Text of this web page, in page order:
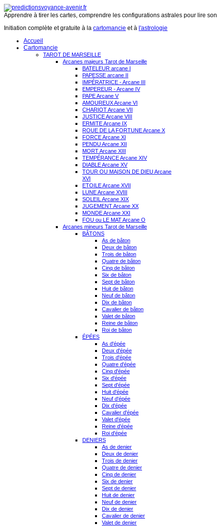
Apprendre à tirer les cartes, comprendre les configurations astrales pour lire
Initiation complète et gratuite à la cartomancie et à l'astrologie
Accueil
Cartomancie
TAROT DE MARSEILLE
Arcanes majeurs Tarot de Marseille
BATELEUR arcane I
PAPESSE arcane II
IMPÉRATRICE - Arcane III
EMPEREUR - Arcane IV
PAPE Arcane V
AMOUREUX Arcane VI
CHARIOT Arcane VII
JUSTICE Arcane VIII
ERMITE Arcane IX
ROUE DE LA FORTUNE Arcane X
FORCE Arcane XI
PENDU Arcane XII
MORT Arcane XIII
TEMPÉRANCE Arcane XIV
DIABLE Arcane XV
TOUR OU MAISON DE DIEU Arcane
XVI
ETOILE Arcane XVII
LUNE Arcane XVIII
SOLEIL Arcane XIX
JUGEMENT Arcane XX
MONDE Arcane XXI
FOU ou LE MAT Arcane O
Arcanes mineurs Tarot de Marseille
BÂTONS
As de bâton
Deux de bâton
Trois de bâton
Quatre de bâton
Cinq de bâton
Six de bâton
Sept de bâton
Huit de bâton
Neuf de bâton
Dix de bâton
Cavalier de bâton
Valet de bâton
Reine de bâton
Roi de bâton
ÉPÉES
As d'épée
Deux d'épée
Trois d'épée
Quatre d'épée
Cinq d'épée
Six d'épée
Sept d'épée
Huit d'épée
Neuf d'épée
Dix d'épée
Cavalier d'épée
Valet d'épée
Reine d'épée
Roi d'épée
DENIERS
As de denier
Deux de denier
Trois de denier
Quatre de denier
Cinq de denier
Six de denier
Sept de denier
Huit de denier
Neuf de denier
Dix de denier
Cavalier de denier
Valet de denier